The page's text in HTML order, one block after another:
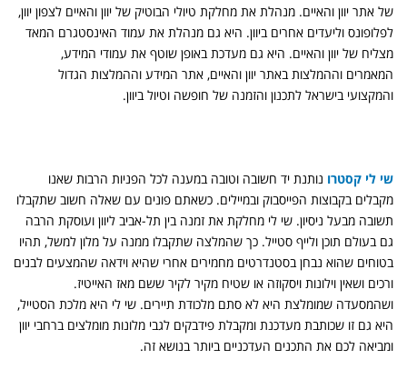
של אתר יוון והאיים. מנהלת את מחלקת טיולי הבוטיק של יוון והאיים לצפון יוון,
לפלופונס וליעדים אחרים ביוון. היא גם מנהלת את עמוד האינסטגרם המאד
מצליח של יוון והאיים. היא גם מעדכת באופן שוטף את עמודי המידע,
המאמרים וההמלצות באתר יוון והאיים, אתר המידע וההמלצות הגדול
והמקצועי בישראל לתכנון והזמנה של חופשה וטיול ביוון.
שי לי קסטרו נותנת יד חשובה וטובה במענה לכל הפניות הרבות שאנו
מקבלים בקבוצות הפייסבוק ובמיילים. כשאתם פונים עם שאלה חשוב שתקבלו
תשובה מבעל ניסיון. שי לי מחלקת את זמנה בין תל-אביב ליוון ועוסקת הרבה
גם בעולם תוכן ולייף סטייל. כך שהמלצה שתקבלו ממנה על מלון למשל, תהיו
בטוחים שהוא נבחן בסטנדרטים מחמירים אחרי שהיא וידאה שהמצעים לבנים
ורכים ושאין וילונות ויסקוזה או שטיח מקיר לקיר ששם מאז האייטיז.
ושהמסעדה שמומלצת היא לא סתם מלכודת תיירים. שי לי היא מלכת הסטייל,
היא גם זו שכותבת מעדכנת ומקבלת פידבקים לגבי מלונות מומלצים ברחבי יוון
ומביאה לכם את התכנים העדכניים ביותר בנושא זה.